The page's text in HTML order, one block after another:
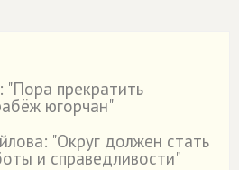
"Пора прекратить
югорчан"
"Округ должен стать
и справедливости"